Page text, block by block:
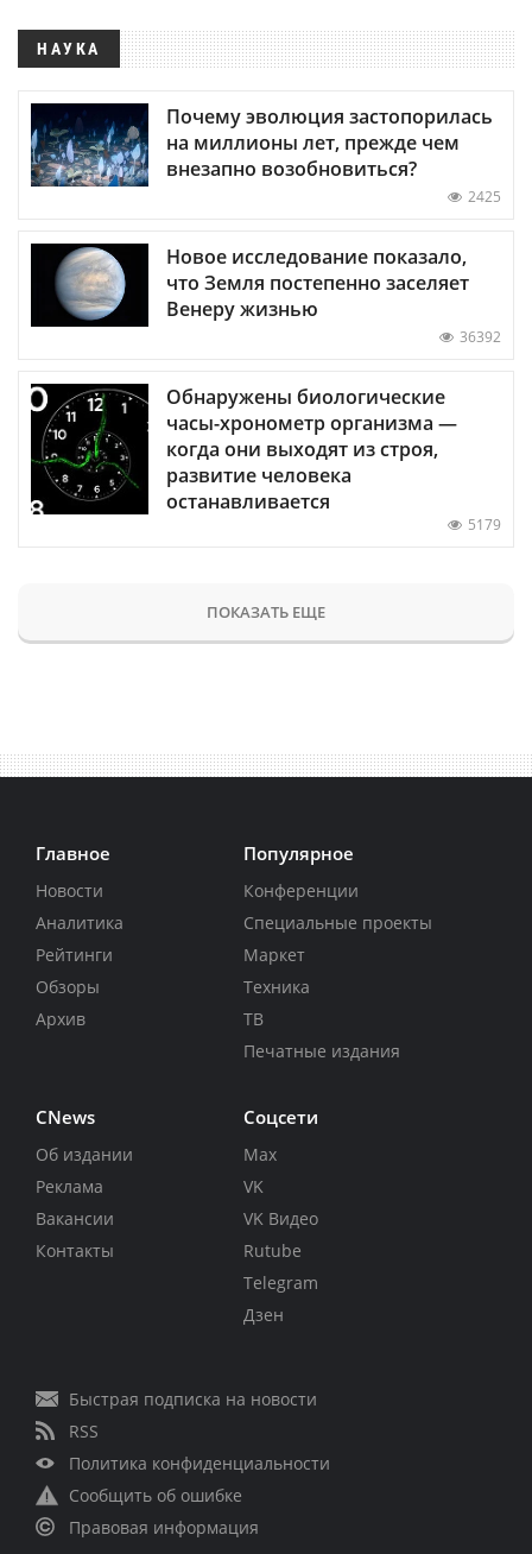
НАУКА
Почему эволюция застопорилась
на миллионы лет, прежде чем
внезапно возобновиться?
2425
Новое исследование показало,
что Земля постепенно заселяет
Венеру жизнью
36392
Обнаружены биологические
часы-хронометр организма —
когда они выходят из строя,
развитие человека
останавливается
5179
ПОКАЗАТЬ ЕЩЕ
Главное
Новости
Аналитика
Рейтинги
Обзоры
Архив
Популярное
Конференции
Специальные проекты
Маркет
Техника
ТВ
Печатные издания
CNews
Об издании
Реклама
Вакансии
Контакты
Соцсети
Max
VK
VK Видео
Rutube
Telegram
Дзен
Быстрая подписка на новости
RSS
Политика конфиденциальности
Сообщить об ошибке
Правовая информация